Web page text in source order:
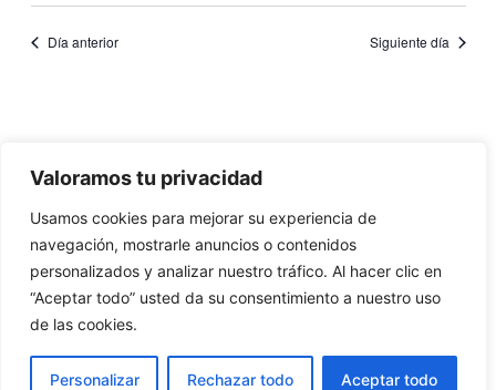
Valoramos tu privacidad
Usamos cookies para mejorar su experiencia de
navegación, mostrarle anuncios o contenidos
personalizados y analizar nuestro tráfico. Al hacer clic en
“Aceptar todo” usted da su consentimiento a nuestro uso
de las cookies.
Personalizar Rechazar todo Aceptar todo
Día anterior Siguiente día
Aviso legal y de privacidad